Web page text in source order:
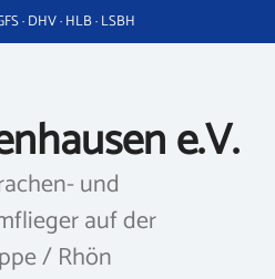
· DHV · HLB · LSBH
e.V.
und
auf der
/ Rhön